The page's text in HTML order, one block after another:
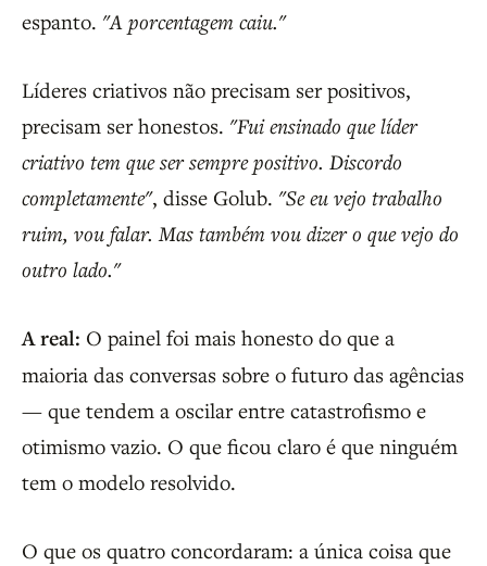
espanto. "A porcentagem caiu."
Líderes criativos não precisam ser positivos,
precisam ser honestos. "Fui ensinado que líder
criativo tem que ser sempre positivo. Discordo
completamente", disse Golub. "Se eu vejo trabalho
ruim, vou falar. Mas também vou dizer o que vejo do
outro lado."
A real: O painel foi mais honesto do que a
maioria das conversas sobre o futuro das agências
— que tendem a oscilar entre catastrofismo e
otimismo vazio. O que ficou claro é que ninguém
tem o modelo resolvido.
O que os quatro concordaram: a única coisa que